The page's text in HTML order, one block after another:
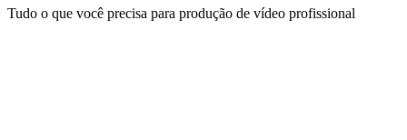
Tudo o que você precisa para produção de vídeo profissional